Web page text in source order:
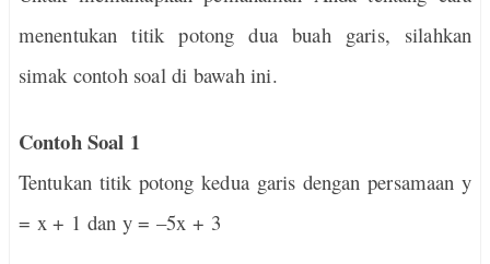
menentukan titik potong dua buah garis, silahkan
simak contoh soal di bawah ini.
Contoh Soal 1
Tentukan titik potong kedua garis dengan persamaan y
= x + 1 dan y = –5x + 3